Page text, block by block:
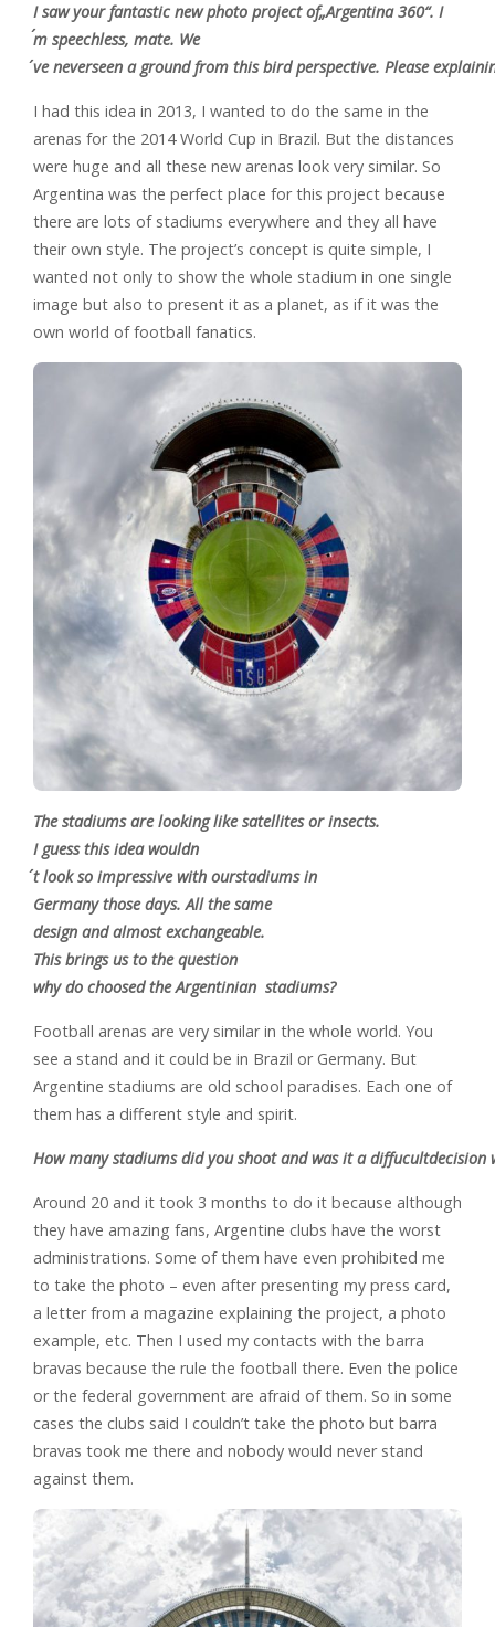
I saw your fantastic new photo project of„Argentina 360“. I
´m speechless, mate. We
´ve neverseen a ground from this bird perspective. Please
I had this idea in 2013, I wanted to do the same in the
arenas for the 2014 World Cup in Brazil. But the distances
were huge and all these new arenas look very similar. So
Argentina was the perfect place for this project because
there are lots of stadiums everywhere and they all have
their own style. The project’s concept is quite simple, I
wanted not only to show the whole stadium in one single
image but also to present it as a planet, as if it was the
own world of football fanatics.
The stadiums are looking like satellites or insects.
I guess this idea wouldn
´t look so impressive with ourstadiums in
Germany those days. All the same
design and almost exchangeable.
This brings us to the question
why do choosed the Argentinian stadiums?
Football arenas are very similar in the whole world. You
see a stand and it could be in Brazil or Germany. But
Argentine stadiums are old school paradises. Each one of
them has a different style and spirit.
How many stadiums did you shoot and was it a diffucultdecision
Around 20 and it took 3 months to do it because although
they have amazing fans, Argentine clubs have the worst
administrations. Some of them have even prohibited me
to take the photo – even after presenting my press card,
a letter from a magazine explaining the project, a photo
example, etc. Then I used my contacts with the barra
bravas because the rule the football there. Even the police
or the federal government are afraid of them. So in some
cases the clubs said I couldn’t take the photo but barra
bravas took me there and nobody would never stand
against them.